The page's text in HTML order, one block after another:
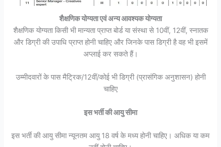
शैक्षणिक योग्यता एवं अन्य आवश्यक योग्यता
शैक्षणिक योग्यता किसी भी मान्यता प्राप्त बोर्ड या संस्था से 10वीं, 12वीं, स्नातक
और डिग्री की उपाधि प्राप्त होनी चाहिए और जिनके पास डिग्री है वह भी इसमें
अप्लाई कर सकते हैं।
उम्मीदवारों के पास मैट्रिक/12वीं/कोई भी डिग्री (प्रासंगिक अनुशासन) होनी
चाहिए
इस भर्ती की आयु सीमा
इस भर्ती की आयु सीमा न्यूनतम आयु 18 वर्ष के मध्य होनी चाहिए। अधिक या कम